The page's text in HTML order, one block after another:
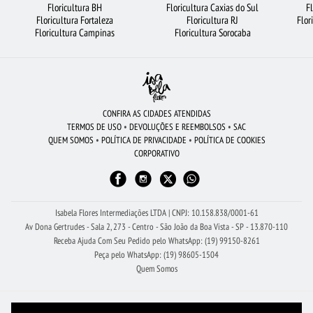
FLORICULTURA SÃO JOSÉ DOS CAMPOS CESTA DE CAFÉ DA MANHÃ
FLORICULTURA RJ
ROSAS VERMELHAS
FLORICULTURA CAMPINAS BUQUÊ DE 20 ROSAS VERMELHAS
CIDADES MAIS PROCURADAS
FLORICULTURA SANTOS
RAMALHETE DE FLORES FLORICULTURA PORTO ALEGRE
Floricultura BH
Floricultura Fortaleza
Floricultura Campinas
Floricultura Caxias do Sul
Floricultura RJ
Floricultura Sorocaba
CONFIRA AS CIDADES ATENDIDAS
TERMOS DE USO • DEVOLUÇÕES E REEMBOLSOS • SAC
QUEM SOMOS • POLÍTICA DE PRIVACIDADE • POLÍTICA DE COOKIES
CORPORATIVO
Isabela Flores Intermediações LTDA | CNPJ: 10.158.838/0001-61
Av Dona Gertrudes - Sala 2, 273 - Centro - São João da Boa Vista - SP - 13.870-110
Receba Ajuda Com Seu Pedido pelo WhatsApp: (19) 99150-8261
Peça pelo WhatsApp: (19) 98605-1504
Quem Somos